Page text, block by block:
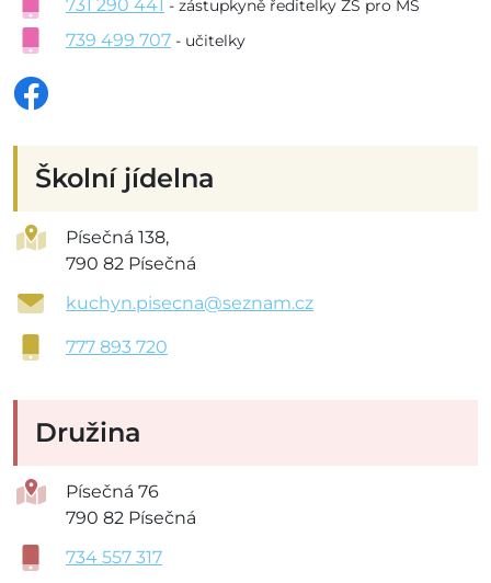
731 290 441 - zástupkyně ředitelky ZŠ pro MŠ
739 499 707 - učitelky
Školní jídelna
Písečná 138,
790 82 Písečná
kuchyn.pisecna@seznam.cz
777 893 720
Družina
Písečná 76
790 82 Písečná
734 557 317